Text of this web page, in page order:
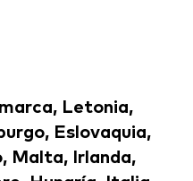
Letonia,
Eslovaquia,
Malta, Irlanda,